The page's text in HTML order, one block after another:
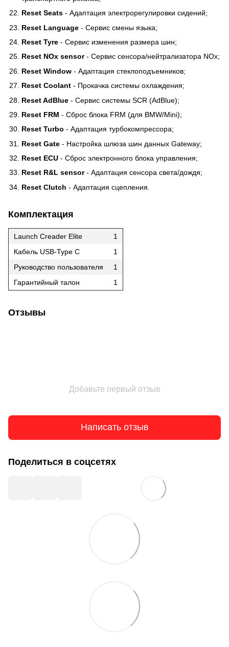
Reset Seats - Адаптация электрорегулировки сидений;
Reset Language - Сервис смены языка;
Reset Tyre - Сервис изменения размера шин;
Reset NOx sensor- Сервис сенсора/нейтрализатора NOx;
Reset Window - Адаптация стеклоподъемников;
Reset Coolant - Прокачка системы охлаждения;
Reset AdBlue - Сервис системы SCR (AdBlue);
Reset FRM - Сброс блока FRM (для BMW/Mini);
Reset Turbo - Адаптация турбокомпрессора;
Reset Gate - Настройка шлюза шин данных Gateway;
Reset ECU - Сброс электронного блока управления;
Reset R&L sensor- Адаптация сенсора света/дождя;
Reset Clutch - Адаптация сцепления.
Комплектация
Launch Creader Elite
1
Кабель USB-Type C
1
Руководство пользователя
1
Гарантийный талон
1
Отзывы
Добавьте первый отзыв
Написать отзыв
Поделиться в соцсетях